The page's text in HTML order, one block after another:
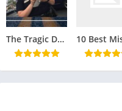
The Tragic Death of Ciara Ann Estrada: An Investigation into Corruption and Cover-Ups